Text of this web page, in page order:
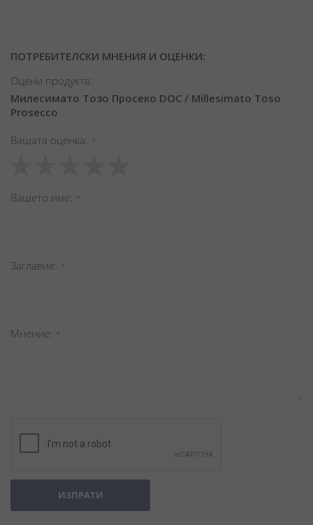
ПОТРЕБИТЕЛСКИ МНЕНИЯ И ОЦЕНКИ:
Оцени продукта:
Милесимато Тозо Просеко DOC / Millesimato Toso
Prosecco
Вашата оценка
star
stars
stars
stars
stars
Вашето име
Заглавиe
Мнение
ИЗПРАТИ